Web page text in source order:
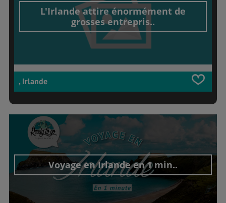
L'Irlande attire énormément de
grosses entrepris..
, Irlande
Voyage en Irlande en 1 min..